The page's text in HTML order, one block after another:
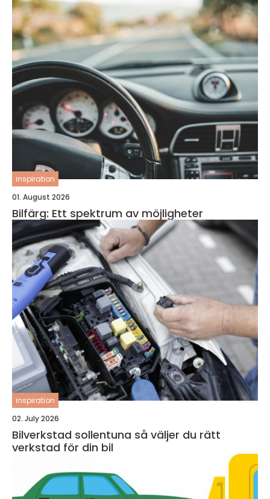
inspiration
01. August 2026
Bilfärg: Ett spektrum av möjligheter
inspiration
02. July 2026
Bilverkstad sollentuna så väljer du rätt
verkstad för din bil